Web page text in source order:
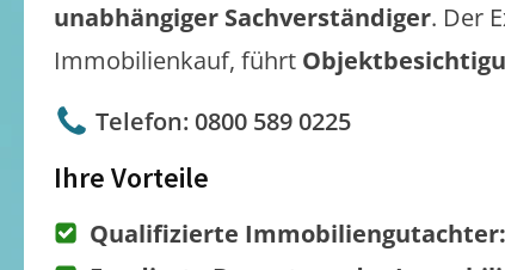
unabhängiger Sachverständiger. Der
Immobilienkauf, führt
Telefon: 0800 589 0225
Ihre Vorteile
Qualifizierte Immobiliengutachter: